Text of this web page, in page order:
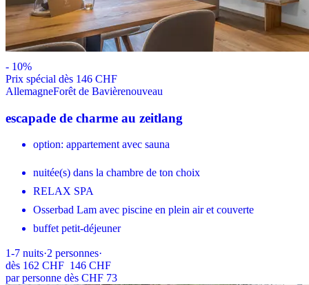
- 10%
Prix ​​spécial dès 146 CHF
AllemagneForêt de Bavièrenouveau
escapade de charme au zeitlang
option: appartement avec sauna
nuitée(s) dans la chambre de ton choix
RELAX SPA
Osserbad Lam avec piscine en plein air et couverte
buffet petit-déjeuner
1-7 nuits·2 personnes·
dès 162 CHF 146 CHF
par personne dès CHF 73